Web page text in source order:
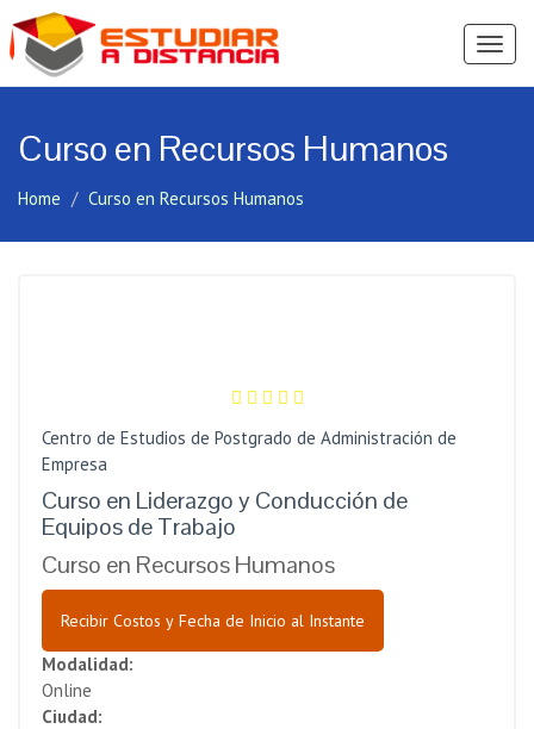
Ver
Curso en Recursos Humanos
Home Curso en Recursos Humanos
Centro de Estudios de Postgrado de Administración de
Empresa
Curso en Liderazgo y Conducción de
Equipos de Trabajo
Curso en Recursos Humanos
Recibir Costos y Fecha de Inicio al Instante
Modalidad:
Online
Ciudad: